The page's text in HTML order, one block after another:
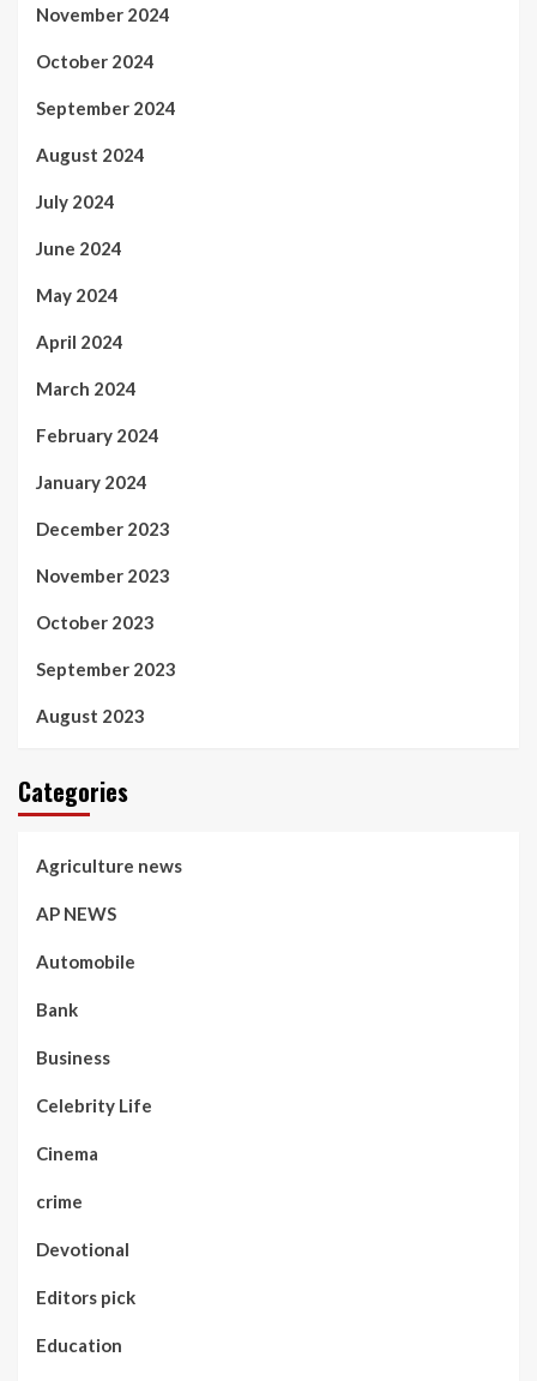
November 2024
October 2024
September 2024
August 2024
July 2024
June 2024
May 2024
April 2024
March 2024
February 2024
January 2024
December 2023
November 2023
October 2023
September 2023
August 2023
Categories
Agriculture news
AP NEWS
Automobile
Bank
Business
Celebrity Life
Cinema
crime
Devotional
Editors pick
Education